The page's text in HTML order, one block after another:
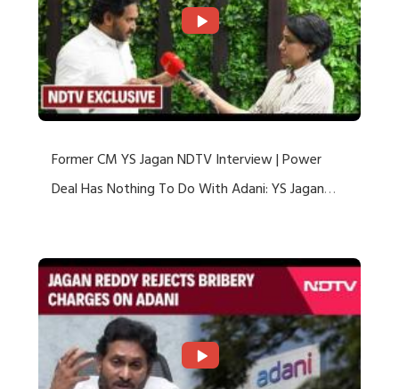
Former CM YS Jagan NDTV Interview | Power
Deal Has Nothing To Do With Adani: YS Jagan